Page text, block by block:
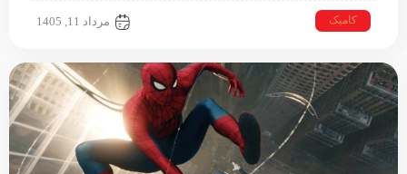
کامیک مرداد 11, 1405